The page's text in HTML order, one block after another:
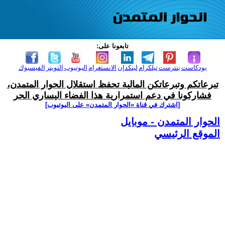
تابعونا على:
الفيسبوك التويتر اليوتيوب الانستغرام لينكدإن تيلكرامبنترست بودكاست
تبرعاتكم وتبرعاتكن المالية تحفظ استقلال الحوار المتمدن،
فشاركونا في دعم استمرارية هذا الفضاء اليساري الحر
[اشترك في قناة ‫«الحوار المتمدن» على اليوتيوب]
الحوار المتمدن - موبايل
الموقع الرئيسي